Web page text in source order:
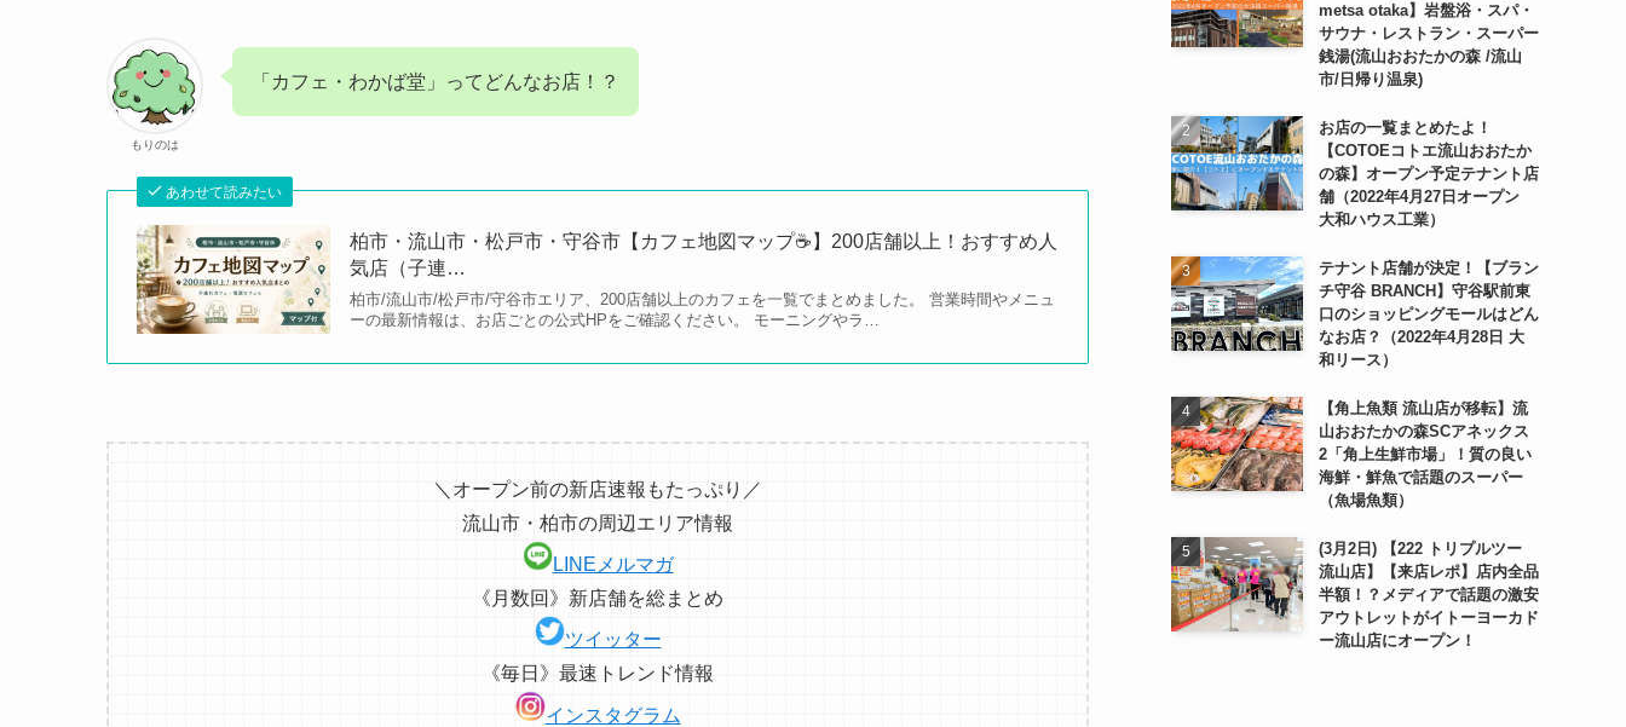
もりのは
「カフェ・わかば堂」ってどんなお店！？
あわせて読みたい
柏市・流山市・松戸市・守谷市【カフェ地図マップ☕️】200店舗以上！おすすめ人
気店（子連…
柏市/流山市/松戸市/守谷市エリア、200店舗以上のカフェを一覧でまとめました。 営業時間やメニュ
ーの最新情報は、お店ごとの公式HPをご確認ください。 モーニングやラ…
＼オープン前の新店速報もたっぷり／
流山市・柏市の周辺エリア情報
LINEメルマガ
《月数回》新店舗を総まとめ
ツイッター
《毎日》最速トレンド情報
インスタグラム
metsa otaka】岩盤浴・スパ・
サウナ・レストラン・スーパー
銭湯(流山おおたかの森 /流山
市/日帰り温泉)
お店の一覧まとめたよ！
【COTOEコトエ流山おおたか
の森】オープン予定テナント店
舗（2022年4月27日オープン
大和ハウス工業）
テナント店舗が決定！【ブラン
チ守谷 BRANCH】守谷駅前東
口のショッピングモールはどん
なお店？（2022年4月28日 大
和リース）
【角上魚類 流山店が移転】流
山おおたかの森SCアネックス
2「角上生鮮市場」！質の良い
海鮮・鮮魚で話題のスーパー
（魚場魚類）
(3月2日) 【222 トリプルツー
流山店】【来店レポ】店内全品
半額！？メディアで話題の激安
アウトレットがイトーヨーカド
ー流山店にオープン！